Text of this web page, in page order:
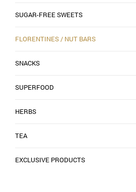
SUGAR-FREE SWEETS
FLORENTINES / NUT BARS
SNACKS
SUPERFOOD
HERBS
TEA
EXCLUSIVE PRODUCTS